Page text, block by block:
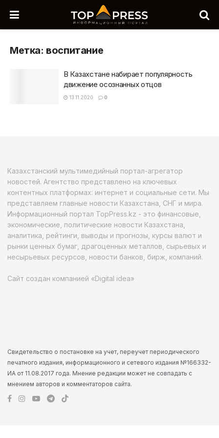
Метка: воспитание
В Казахстане набирает популярность
движение осознанных отцов
13.11.2020 0
Казахстанский мультимедийный портал-агрегатор
новостей. Агентство представлено на ключевых
контентных платформах: интернет и социальные сети. Мы
представляем главные новости Казахстана, СНГ и мира.
Информационный портал TopPress.kz - это финансовые,
экономические, политические новости Казахстана,
аналитика, рейтинги, выводы и прогнозы, курсы валют и
рынки ценных бумаг, драгоценных металлов, сырьевых и
несырьевых ресурсов, новости банков, бирж, компаний.
Сайт создан компанией «Digital idea»
Свидетельство о постановке на учет, переучет периодического
печатного издания, информационного и сетевого издания №166332-
ИА от 11.08.2017 года. Мнение редакции может не совпадать с
мнением авторов и комментаторов сайта.